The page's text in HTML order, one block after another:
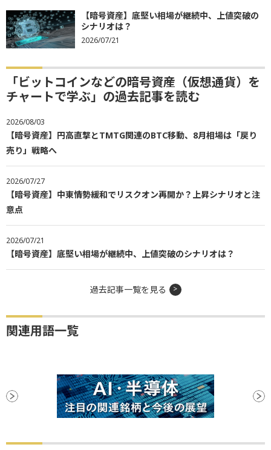
【暗号資産】底堅い相場が継続中、上値突破の
シナリオは？
2026/07/21
「ビットコインなどの暗号資産（仮想通貨）を
チャートで学ぶ」の過去記事を読む
2026/08/03
【暗号資産】円高直撃とTMTG関連のBTC移動、8月相場は「戻り
売り」戦略へ
2026/07/27
【暗号資産】中東情勢緩和でリスクオン再開か？上昇シナリオと注
意点
2026/07/21
【暗号資産】底堅い相場が継続中、上値突破のシナリオは？
過去記事一覧を見る
関連用語一覧